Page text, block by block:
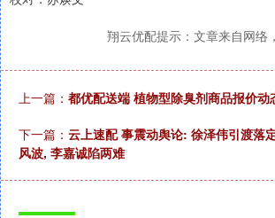
翔云优配提示：文章来自网络
上一篇： 都优配送端 植物型除臭剂商品报价动
下一篇： 云上速配 事震动舆论: 徐泽伟引渡落
风波, 李嘉诚陷两难